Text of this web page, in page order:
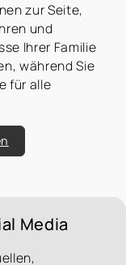
zur Seite,
und
Ihrer Familie
während Sie
für alle
Media